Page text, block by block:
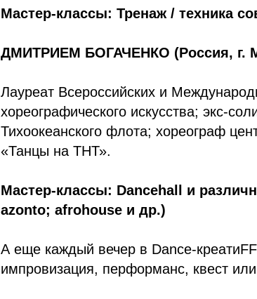
Мастер-классы: Тренаж / техника
ДМИТРИЕМ БОГАЧЕНКО (Россия, г.
Лауреат Всероссийских и
хореографического искусства; экс-
Тихоокеанского флота; хореограф
«Танцы на ТНТ».
Мастер-классы: Dancehall и
azonto; afrohouse и др.)
А еще каждый вечер в Dance-
импровизация, перформанс, квест